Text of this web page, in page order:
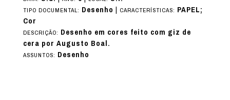
TIPO DOCUMENTAL: Desenho | CARACTERÍSTICAS: PAPEL;
Cor
DESCRIÇÃO: Desenho em cores feito com giz de
cera por Augusto Boal.
ASSUNTOS: Desenho